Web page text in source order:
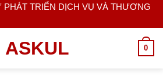
TRIỂN DỊCH VỤ VÀ THƯƠNG
0